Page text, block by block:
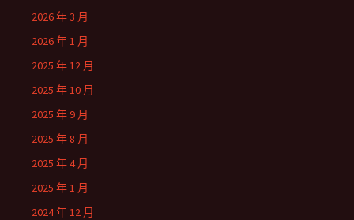
2026 年 3 月
2026 年 1 月
2025 年 12 月
2025 年 10 月
2025 年 9 月
2025 年 8 月
2025 年 4 月
2025 年 1 月
2024 年 12 月